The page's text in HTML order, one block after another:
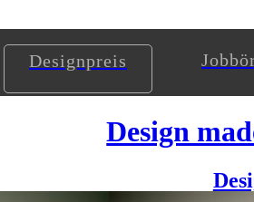
Designpreis
Design